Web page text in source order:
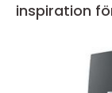
inspiration